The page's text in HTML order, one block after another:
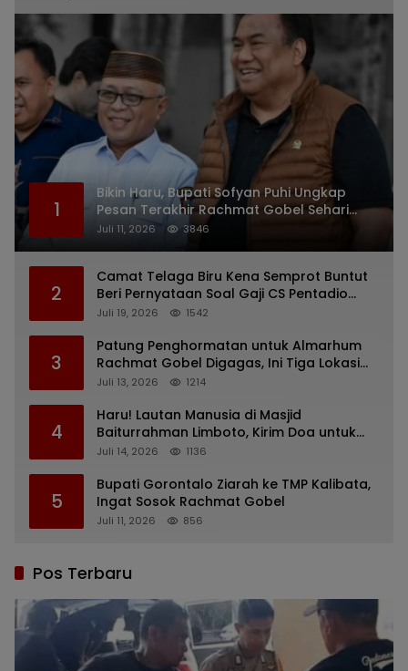
1
Bikin Haru, Bupati Sofyan Puhi Ungkap
Pesan Terakhir Rachmat Gobel Sehari
Sebelum Wafat
Juli 11, 2026 3846
2
Camat Telaga Biru Kena Semprot Buntut
Beri Pernyataan Soal Gaji CS Pentadio
Barat yang Nunggak
Juli 19, 2026 1542
3
Patung Penghormatan untuk Almarhum
Rachmat Gobel Digagas, Ini Tiga Lokasi
yang Diusulkan
Juli 13, 2026 1214
4
Haru! Lautan Manusia di Masjid
Baiturrahman Limboto, Kirim Doa untuk
Almarhum Rachmat Gobel
Juli 14, 2026 1136
5
Bupati Gorontalo Ziarah ke TMP Kalibata,
Ingat Sosok Rachmat Gobel
Juli 11, 2026 856
Pos Terbaru